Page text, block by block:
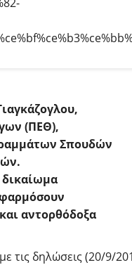
(ΠΕΘ),
Σπουδών
αντορθόδοξα
τις δηλώσεις (20/9/